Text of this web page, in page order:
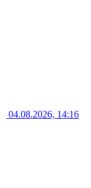
04.08.2026, 14:16